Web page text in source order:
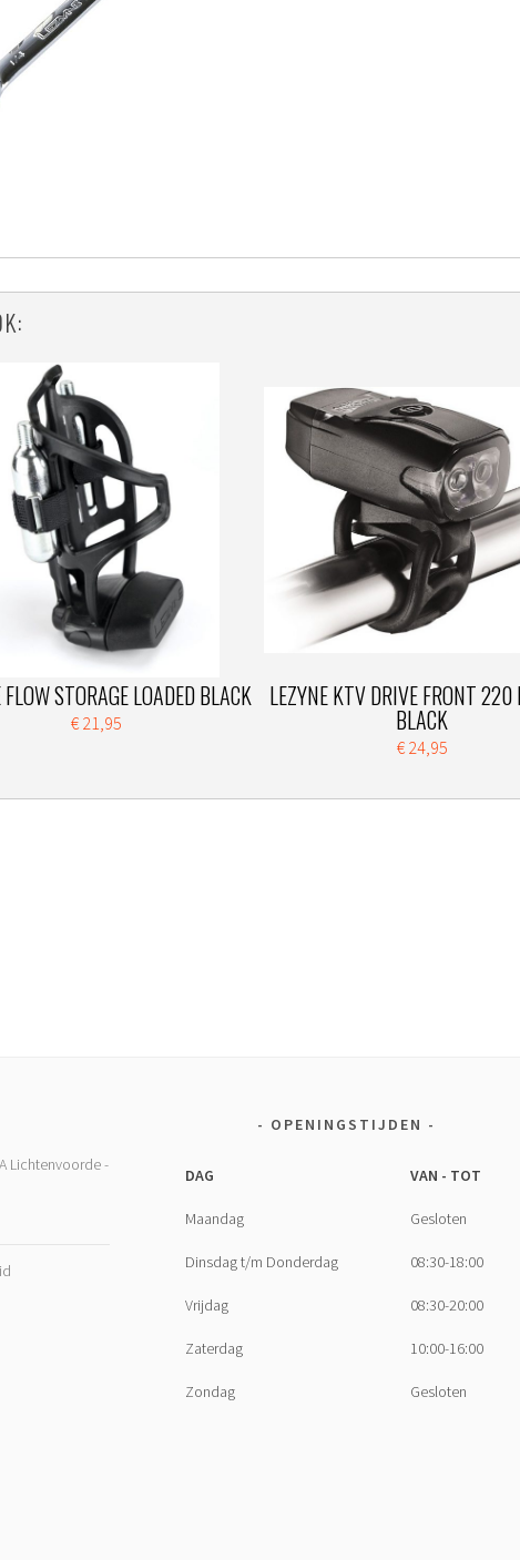
STORAGE LOADED BLACK
€ 21,95
LEZYNE KTV DRIVE FRONT 220
BLACK
€ 24,95
OPENINGSTIJDEN
DAG VAN - TOT
Maandag Gesloten
Dinsdag t/m Donderdag 08:30-18:00
Vrijdag 08:30-20:00
Zaterdag 10:00-16:00
Zondag Gesloten